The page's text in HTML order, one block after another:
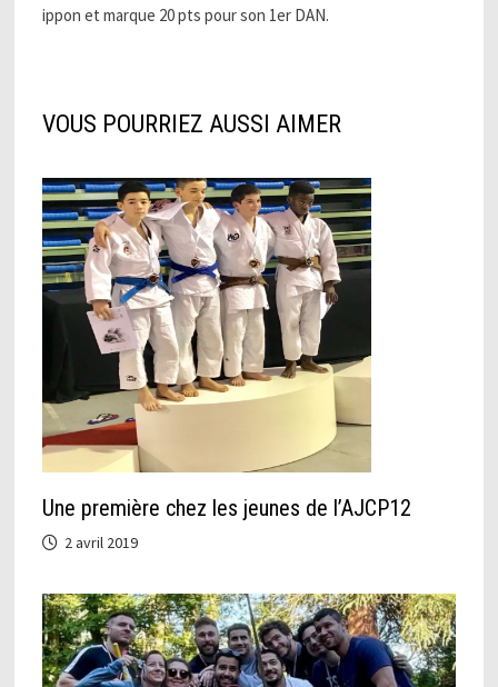
ippon et marque 20 pts pour son 1er DAN.
VOUS POURRIEZ AUSSI AIMER
Une première chez les jeunes de l’AJCP12
2 avril 2019